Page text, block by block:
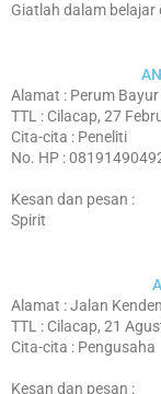
Giatlah dalam
Alamat : Perum
TTL : Cilacap, 27
Cita-cita : Peneliti
No. HP :
Kesan dan pesan :
Spirit
Alamat : Jalan
TTL : Cilacap, 21
Cita-cita : Pengusaha
Kesan dan pesan :